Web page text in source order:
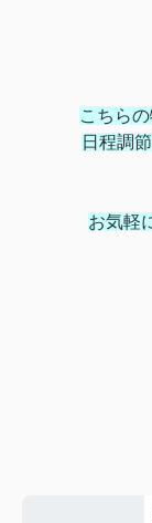
こちら
日程調
お気軽